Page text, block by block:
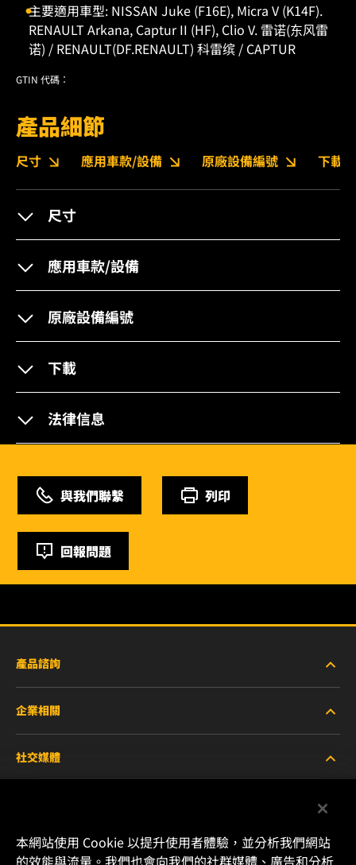
主要適用車型: NISSAN Juke (F16E), Micra V (K14F).
RENAULT Arkana, Captur II (HF), Clio V. 雷诺(东风雷
诺) / RENAULT(DF.RENAULT) 科雷缤 / CAPTUR
GTIN 代碼：
產品細節
尺寸 應用車款/設備 原廠設備編號 下載
尺寸
應用車款/設備
原廠設備編號
下載
法律信息
與我們聯繫 列印
回報問題
產品諮詢
重型設備車輛
小客車與商用車
賽車產品
企業相關
關於WIX
聯絡我們
社交媒體
本網站使用 Cookie 以提升使用者體驗，並分析我們網站
的效能與流量。我們也會向我們的社群媒體、廣告和分析